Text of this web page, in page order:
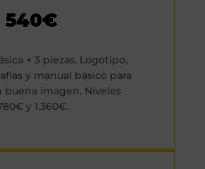
540€
+ 3 piezas. Logotipo,
y manual básico para
buena imagen. Niveles
y 1.360€.